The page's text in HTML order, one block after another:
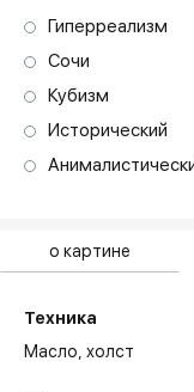
о картине
Техника
Масло,холст
Гиперреализм
Сочи
Кубизм
Исторический